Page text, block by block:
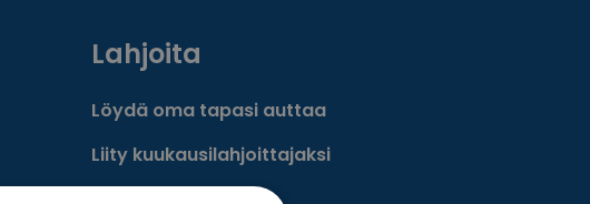
Lahjoita
Löydä oma tapasi auttaa
Liity kuukausilahjoittajaksi